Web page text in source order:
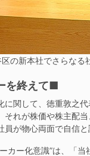
の新本社でさらなる
を終えて■
関して、徳重敦之
それが株価や株主配
員が物心両面で自信
カー化意識”は、「